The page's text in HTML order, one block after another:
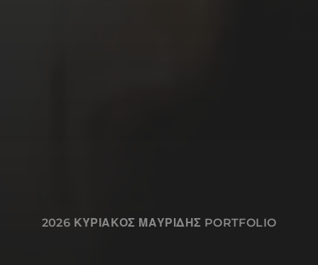
2026 ΚΥΡΙΑΚΟΣ ΜΑΥΡΙΔΗΣ PORTFOLIO